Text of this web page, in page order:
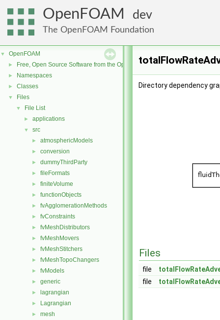
OpenFOAM dev
The OpenFOAM Foundation
▼ OpenFOAM
► Free, Open Source Software from the OpenFOAM Foundation
► Namespaces
► Classes
▼ Files
▼ File List
► applications
▼ src
► atmosphericModels
► conversion
► dummyThirdParty
► fileFormats
► finiteVolume
► functionObjects
► fvAgglomerationMethods
► fvConstraints
► fvMeshDistributors
► fvMeshMovers
► fvMeshStitchers
► fvMeshTopoChangers
► fvModels
► generic
► lagrangian
► Lagrangian
► mesh
Directory dependency
Files
file
file